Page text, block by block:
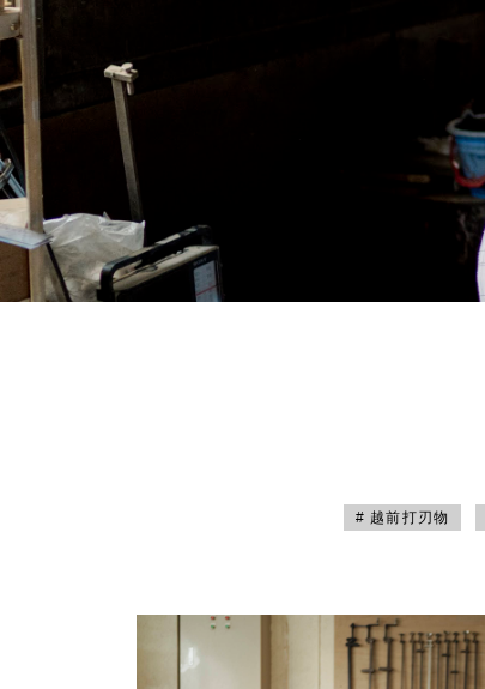
# 越前打刃物